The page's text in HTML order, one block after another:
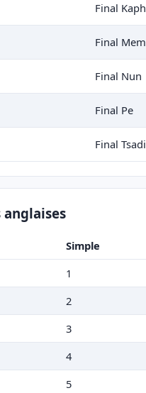
Final Kaph
Final Mem
Final Nun
Final Pe
Final Tsadi
Simple
1
2
3
4
5